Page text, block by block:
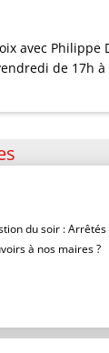
avec Philippe
de 17h à
du soir :
à nos maires ?